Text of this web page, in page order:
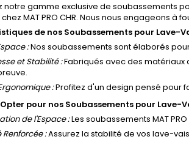
notre gamme exclusive de soubassements
MAT PRO CHR. Nous nous engageons
de nos Soubassements pour Lave-
:Nos soubassements sont élaborés
et Stabilité :Fabriqués avec des matériaux
:Profitez d'un design pensé pour
pour nos Soubassements pour Lave-
de l'Espace :Les soubassements MAT
:Assurez la stabilité de vos lave-